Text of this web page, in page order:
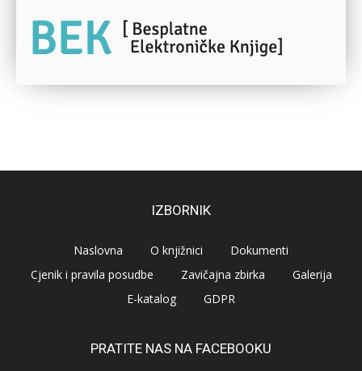
IZBORNIK
Naslovna O knjižnici
Dokumenti
Cjenik i pravila posudbe
Zavičajna zbirka
Galerija
E-katalog
GDPR
PRATITE NAS NA FACEBOOKU